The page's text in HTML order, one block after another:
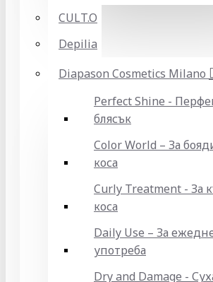
CULT.O
Depilia
Diapason Cosmetics Milano
Perfect Shine -
блясък
Color World – За
коса
Curly Treatment - За
коса
Daily Use – За
употреба
Dry and Damage -